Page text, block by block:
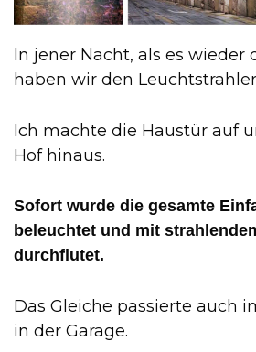
In jener Nacht, als es wieder
haben wir den
Ich machte die Haustür auf
Hof hinaus.
Sofort wurde die gesamte
beleuchtet und mit
durchflutet.
Das Gleiche passierte auch
in der Garage.